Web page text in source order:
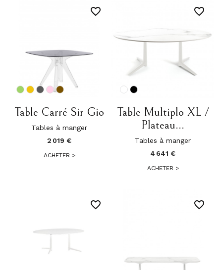
Table Carré Sir Gio
Tables à manger
2 019 €
ACHETER >
favorite_border
Table Multiplo XL /
Plateau...
Tables à manger
4 641 €
ACHETER >
favorite_border
favorite_border favorite_border